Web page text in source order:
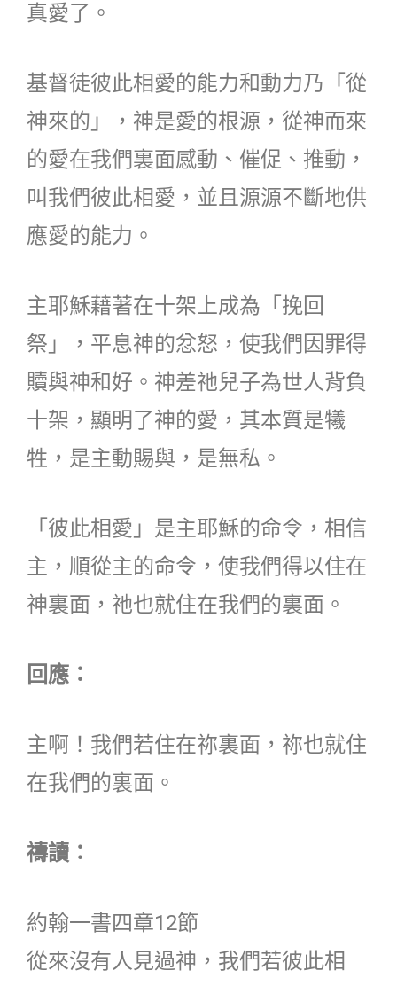
真愛了。
基督徒彼此相愛的能力和動力乃「從
神來的」，神是愛的根源，從神而來
的愛在我們裏面感動、催促、推動，
叫我們彼此相愛，並且源源不斷地供
應愛的能力。
主耶穌藉著在十架上成為「挽回
祭」，平息神的忿怒，使我們因罪得
贖與神和好。神差祂兒子為世人背負
十架，顯明了神的愛，其本質是犧
牲，是主動賜與，是無私。
「彼此相愛」是主耶穌的命令，相信
主，順從主的命令，使我們得以住在
神裏面，祂也就住在我們的裏面。
回應：
主啊！我們若住在祢裏面，祢也就住
在我們的裏面。
禱讀：
約翰一書四章12節
從來沒有人見過神，我們若彼此相